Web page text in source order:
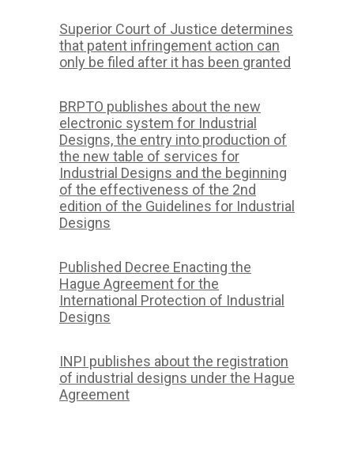
Superior Court of Justice determines
that patent infringement action can
only be filed after it has been granted
BRPTO publishes about the new
electronic system for Industrial
Designs, the entry into production of
the new table of services for
Industrial Designs and the beginning
of the effectiveness of the 2nd
edition of the Guidelines for Industrial
Designs
Published Decree Enacting the
Hague Agreement for the
International Protection of Industrial
Designs
INPI publishes about the registration
of industrial designs under the Hague
Agreement